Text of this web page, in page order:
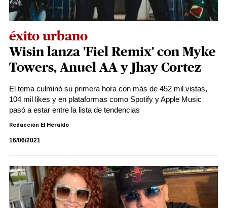
éxito urbano
Wisin lanza 'Fiel Remix' con Myke
Towers, Anuel AA y Jhay Cortez
El tema culminó su primera hora con más de 452 mil vistas,
104 mil likes y en plataformas como Spotify y Apple Music
pasó a estar entre la lista de tendencias
Redacción El Heraldo
16/06/2021